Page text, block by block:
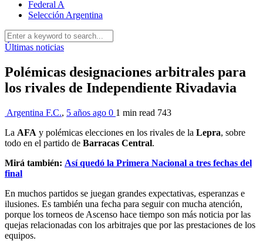
Federal A
Selección Argentina
Últimas noticias
Polémicas designaciones arbitrales para
los rivales de Independiente Rivadavia
Argentina F.C., 5 años ago 0 1 min read 743
La AFA y polémicas elecciones en los rivales de la Lepra, sobre
todo en el partido de Barracas Central.
Mirá también: Así quedó la Primera Nacional a tres fechas del
final
En muchos partidos se juegan grandes expectativas, esperanzas e
ilusiones. Es también una fecha para seguir con mucha atención,
porque los torneos de Ascenso hace tiempo son más noticia por las
quejas relacionadas con los arbitrajes que por las prestaciones de los
equipos.